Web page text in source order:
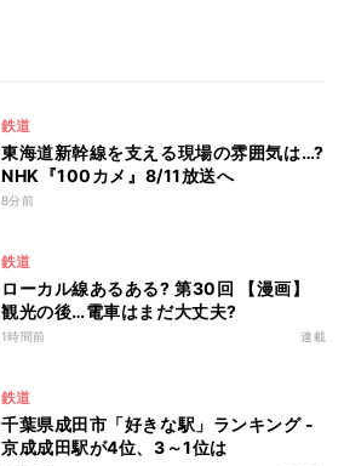
鉄道
東海道新幹線を支える現場の雰囲気は…?
NHK『100カメ』8/11放送へ
8分前
鉄道
ローカル線あるある? 第30回 【漫画】
観光の後…電車はまだ大丈夫?
1時間前 連載
鉄道
千葉県成田市「好きな駅」ランキング -
京成成田駅が4位、3～1位は